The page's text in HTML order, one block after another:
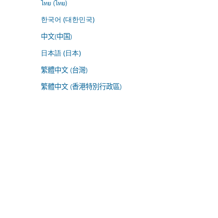
ไทย (ไทย)
한국어 (대한민국)
中文(中国)
日本語 (日本)
繁體中文 (台灣)
繁體中文 (香港特別行政區)